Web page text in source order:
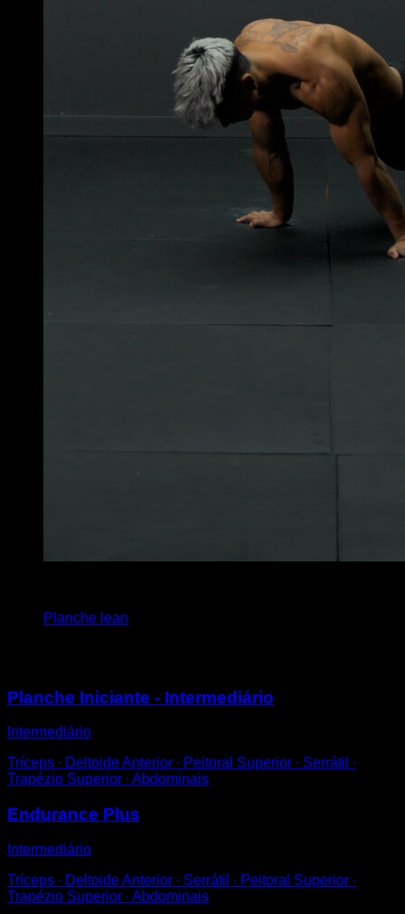
Planche lean
Planche Iniciante - Intermediário
Intermediário
Tríceps ∙ Deltoide Anterior ∙ Peitoral Superior ∙ Serrátil ∙
Trapézio Superior ∙ Abdominais
Endurance Plus
Intermediário
Tríceps ∙ Deltoide Anterior ∙ Serrátil ∙ Peitoral Superior ∙
Trapézio Superior ∙ Abdominais